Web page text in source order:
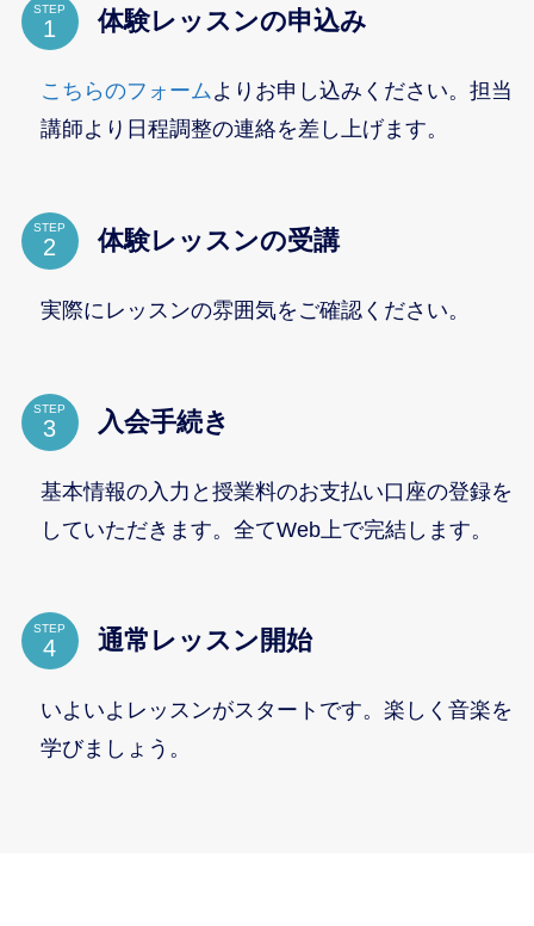
STEP 体験レッスンの申込み
こちらのフォームよりお申し込みください。担当
講師より日程調整の連絡を差し上げます。
STEP 体験レッスンの受講
実際にレッスンの雰囲気をご確認ください。
STEP 入会手続き
基本情報の入力と授業料のお支払い口座の登録を
していただきます。全てWeb上で完結します。
STEP 通常レッスン開始
いよいよレッスンがスタートです。楽しく音楽を
学びましょう。